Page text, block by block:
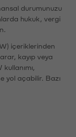
durumunuzu
hukuk, vergi
içeriklerinden
kayıp veya
yol açabilir. Bazı